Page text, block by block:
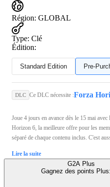
Région: GLOBAL
Type: Clé
Édition:
Standard Edition Pre-
DLC Ce DLC nécessite :
Joue 4 jours en avance dès le 15 mai
Horizon 6, la meilleure offre pour les
séparé de chaque contenu inclus. C'est
Lire la suite
G2A Plus
Gagnez des points Plus: